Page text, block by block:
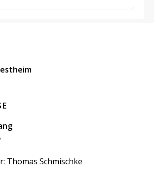
Thomas Schmischke